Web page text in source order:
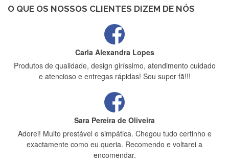
O QUE OS NOSSOS CLIENTES DIZEM DE NÓS
estrelas
Carla Alexandra Lopes
Produtos de qualidade, design giríssimo, atendimento cuidado
e atencioso e entregas rápidas! Sou super fã!!!
Sara Pereira de Oliveira
Adorei! Muito prestável e simpática. Chegou tudo certinho e
exactamente como eu queria. Recomendo e voltarei a
encomendar.